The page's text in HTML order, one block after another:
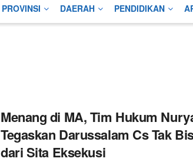
PROVINSI DAERAH PENDIDIKAN
Menang di MA, Tim Hukum
Tegaskan Darussalam Cs Tak
dari Sita Eksekusi